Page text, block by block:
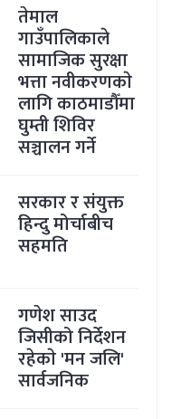
तेमाल
गाउँपालिकाले
सामाजिक सुरक्षा
भत्ता नवीकरणकाे
लागि काठमाडौँमा
घुम्ती शिविर
सञ्चालन गर्ने
सरकार र संयुक्त
हिन्दु मोर्चाबीच
सहमति
गणेश साउद
जिसीको निर्देशन
रहेकाे 'मन जलि'
सार्वजनिक